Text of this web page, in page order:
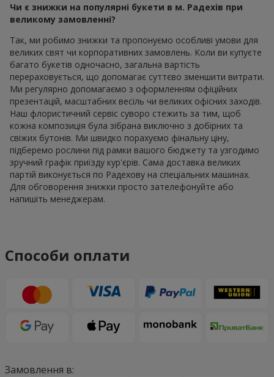
Чи є знижки на популярні букети в м. Радехів при
великому замовленні?
Так, ми робимо знижки та пропонуємо особливі умови для
великих свят чи корпоративних замовлень. Коли ви купуєте
багато букетів одночасно, загальна вартість
перераховується, що допомагає суттєво зменшити витрати.
Ми регулярно допомагаємо з оформленням офіційних
презентацій, масштабних весіль чи великих офісних заходів.
Наш флористичний сервіс суворо стежить за тим, щоб
кожна композиція була зібрана виключно з добірних та
свіжих бутонів. Ми швидко порахуємо фінальну ціну,
підберемо рослини під рамки вашого бюджету та узгодимо
зручний графік приїзду кур'єрів. Сама доставка великих
партій виконується по Радехову на спеціальних машинах.
Для обговорення знижки просто зателефонуйте або
напишіть менеджерам.
Способи оплати
Замовлення в: